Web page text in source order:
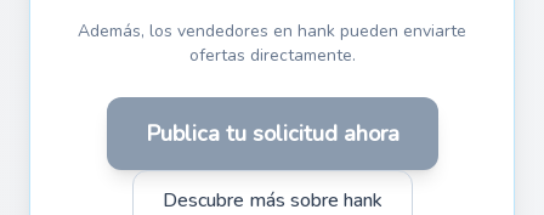
Además, los vendedores en hank pueden enviarte
ofertas directamente.
Publica tu solicitud ahora
Descubre más sobre hank